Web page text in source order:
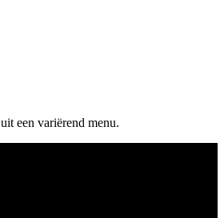
een variërend menu.